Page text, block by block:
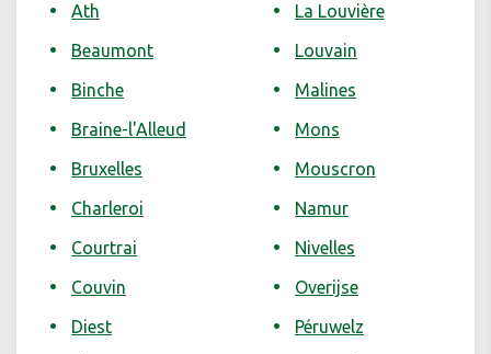
Ath
Beaumont
Binche
Braine-l'Alleud
Bruxelles
Charleroi
Courtrai
Couvin
Diest
La Louvière
Louvain
Malines
Mons
Mouscron
Namur
Nivelles
Overijse
Péruwelz